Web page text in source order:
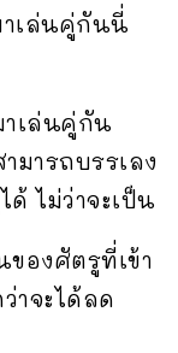
าเล่นคู่กันนี่
าเล่นคู่กัน
มารถบรรเลง
ไม่ว่าจะเป็น
องศัตรูที่เข้า
าจะได้ลด